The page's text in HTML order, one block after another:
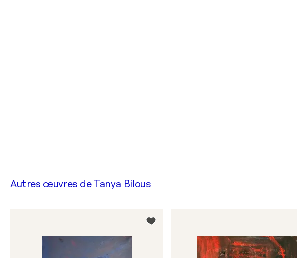
Autres œuvres de Tanya Bilous